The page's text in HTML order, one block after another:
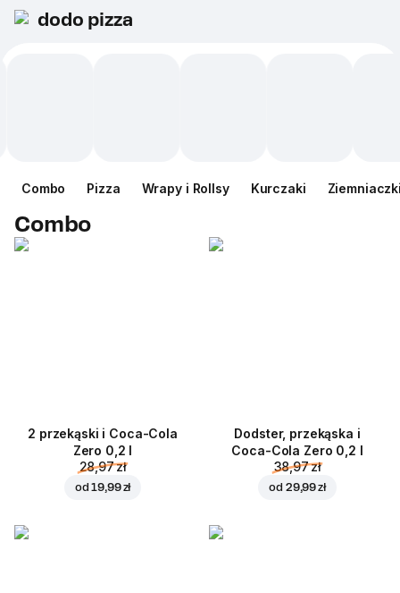
dodo pizza
Сombo Pizza Wrapy i Rollsy Kurczaki
Сombo
2 przekąski i Coca-Cola
Zero 0,2 l
28,97 zł
od19,99 zł
Dodster, przekąska i
Coca-Cola Zero 0,2 l
38,97 zł
od 29,99 zł